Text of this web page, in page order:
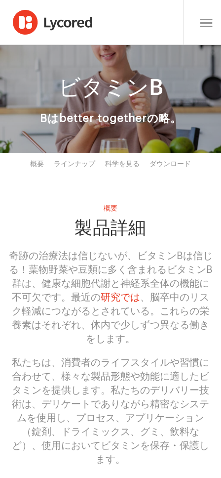
ビタミンB
Bはbetter togetherの略。
概要 ラインナップ 科学を見る ダウンロード
概要
製品詳細
奇跡の治療法は信じないが、ビタミンBは信じ
る！葉物野菜や豆類に多く含まれるビタミンB
群は、健康な細胞代謝と神経系全体の機能に
不可欠です。最近の研究では、脳卒中のリス
ク軽減につながるとされている。これらの栄
養素はそれぞれ、体内で少しずつ異なる働き
をします。
私たちは、消費者のライフスタイルや習慣に
合わせて、様々な製品形態や効能に適したビ
タミンを提供します。私たちのデリバリー技
術は、デリケートでありながら精密なシステ
ムを使用し、プロセス、アプリケーション
（錠剤、ドライミックス、グミ、飲料な
ど）、使用においてビタミンを保存・保護し
ます。